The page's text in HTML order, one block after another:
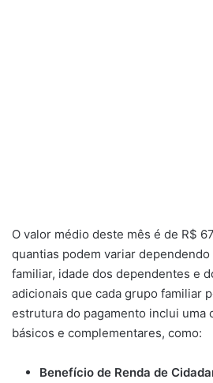
O valor médio deste mês é de R$
quantias podem variar dependendo
familiar, idade dos dependentes e
adicionais que cada grupo familiar
estrutura do pagamento inclui uma
básicos e complementares, como:
Benefício de Renda de